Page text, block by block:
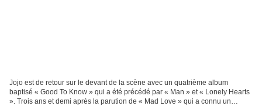
Jojo est de retour sur le devant de la scène avec un quatrième album
baptisé « Good To Know » qui a été précédé par « Man » et « Lonely Hearts
». Trois ans et demi après la parution de « Mad Love » qui a connu un